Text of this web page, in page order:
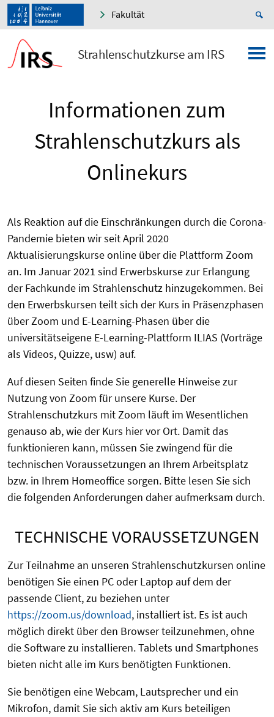
Fakultät
Strahlenschutzkurse am IRS
Informationen zum
Strahlenschutzkurs als
Onlinekurs
Als Reaktion auf die Einschränkungen durch die Corona-
Pandemie bieten wir seit April 2020
Aktualisierungskurse online über die Plattform Zoom
an. Im Januar 2021 sind Erwerbskurse zur Erlangung
der Fachkunde im Strahlenschutz hinzugekommen. Bei
den Erwerbskursen teilt sich der Kurs in Präsenzphasen
über Zoom und E-Learning-Phasen über die
universitätseigene E-Learning-Plattform ILIAS (Vorträge
als Videos, Quizze, usw) auf.
Auf diesen Seiten finde Sie generelle Hinweise zur
Nutzung von Zoom für unsere Kurse. Der
Strahlenschutzkurs mit Zoom läuft im Wesentlichen
genauso ab, wie der Kurs hier vor Ort. Damit das
funktionieren kann, müssen Sie zwingend für die
technischen Voraussetzungen an Ihrem Arbeitsplatz
bzw. in Ihrem Homeoffice sorgen. Bitte lesen Sie sich
die folgenden Anforderungen daher aufmerksam durch.
TECHNISCHE VORAUSSETZUNGEN
Zur Teilnahme an unseren Strahlenschutzkursen online
benötigen Sie einen PC oder Laptop auf dem der
passende Client, zu beziehen unter
https://zoom.us/download, installiert ist. Es ist auch
möglich direkt über den Browser teilzunehmen, ohne
die Software zu installieren. Tablets und Smartphones
bieten nicht alle im Kurs benötigten Funktionen.
Sie benötigen eine Webcam, Lautsprecher und ein
Mikrofon, damit Sie sich aktiv am Kurs beteiligen